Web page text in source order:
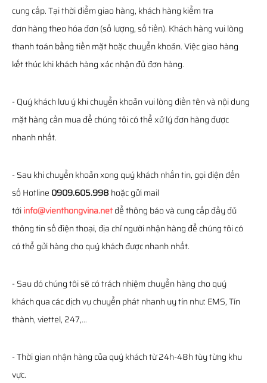
cung cấp. Tại thời điểm giao hàng, khách hàng kiểm tra
đơn hàng theo hóa đơn (số lượng, số tiền). Khách hàng vui lòng
thanh toán bằng tiền mặt hoặc chuyển khoản. Việc giao hàng
kết thúc khi khách hàng xác nhận đủ đơn hàng.
- Quý khách lưu ý khi chuyển khoản vui lòng điền tên và nội dung
mặt hàng cần mua để chúng tôi có thể xử lý đơn hàng được
nhanh nhất.
- Sau khi chuyển khoản xong quý khách nhắn tin, gọi điện đến
số Hotline 0909.605.998 hoặc gửi mail
tớiinfo@vienthongvina.netđể thông báo và cung cấp đầy đủ
thông tin số điện thoại, địa chỉ người nhận hàng để chúng tôi có
có thể gửi hàng cho quý khách được nhanh nhất.
- Sau đó chúng tôi sẽ có trách nhiệm chuyển hàng cho quý
khách qua các dịch vụ chuyển phát nhanh uy tín như: EMS, Tín
thành, viettel, 247,...
- Thời gian nhận hàng của quý khách từ 24h-48h tùy từng khu
vực.